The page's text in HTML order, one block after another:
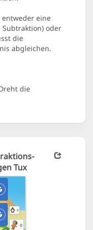
eine
oder
die
abgleichen.
die
Tux